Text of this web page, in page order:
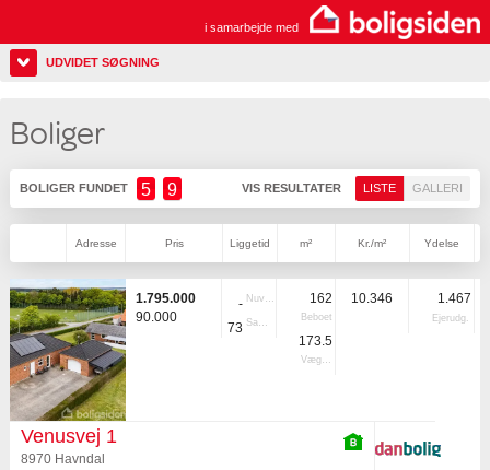
i samarbejde med
UDVIDET SØGNING
Boliger
BOLIGER FUNDET 5 9 VIS RESULTATER LISTE GALLERI
Adresse Pris Liggetid m² Kr./m² Ydelse
1.795.000
90.000
- Nuvær.
73 Samlet
162
Beboet
173.5
Vægtet
10.346 1.467
Ejerudg.
Venusvej 1
8970 Havndal